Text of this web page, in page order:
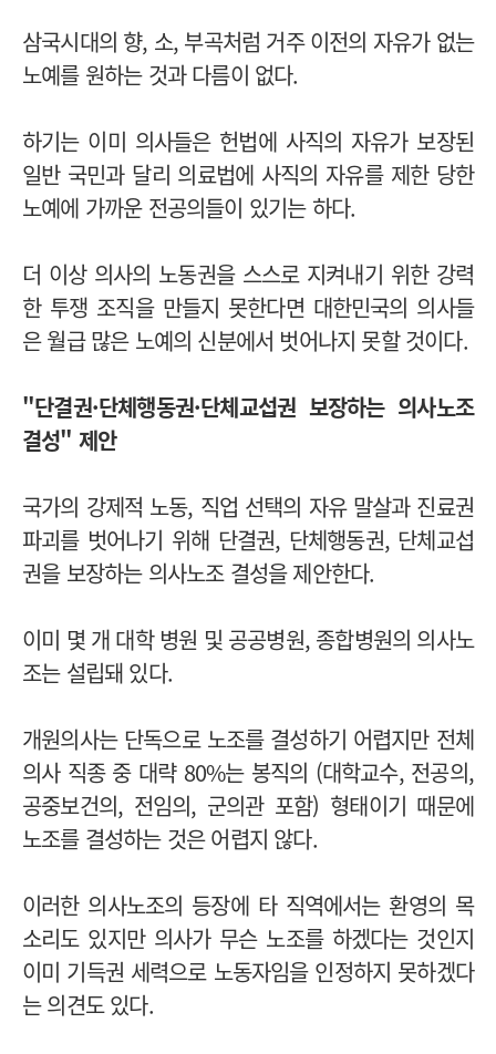
삼국시대의 향, 소, 부곡처럼 거주 이전의 자유가 없는
노예를 원하는 것과 다름이 없다.
하기는 이미 의사들은 헌법에 사직의 자유가 보장된
일반 국민과 달리 의료법에 사직의 자유를 제한 당한
노예에 가까운 전공의들이 있기는 하다.
더 이상 의사의 노동권을 스스로 지켜내기 위한 강력
한 투쟁 조직을 만들지 못한다면 대한민국의 의사들
은 월급 많은 노예의 신분에서 벗어나지 못할 것이다.
"단결권·단체행동권·단체교섭권 보장하는 의사노조
결성" 제안
국가의 강제적 노동, 직업 선택의 자유 말살과 진료권
파괴를 벗어나기 위해 단결권, 단체행동권, 단체교섭
권을 보장하는 의사노조 결성을 제안한다.
이미 몇 개 대학 병원 및 공공병원, 종합병원의 의사노
조는 설립돼 있다.
개원의사는 단독으로 노조를 결성하기 어렵지만 전체
의사 직종 중 대략 80%는 봉직의 (대학교수, 전공의,
공중보건의, 전임의, 군의관 포함) 형태이기 때문에
노조를 결성하는 것은 어렵지 않다.
이러한 의사노조의 등장에 타 직역에서는 환영의 목
소리도 있지만 의사가 무슨 노조를 하겠다는 것인지
이미 기득권 세력으로 노동자임을 인정하지 못하겠다
는 의견도 있다.